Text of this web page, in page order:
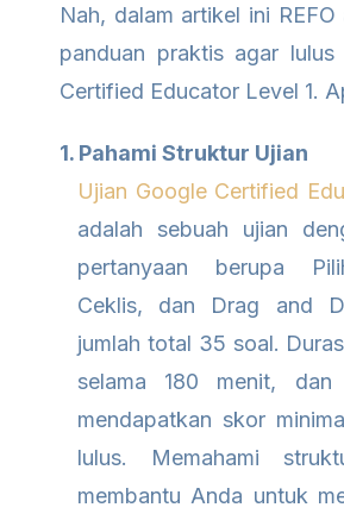
Nah, dalam artikel ini
panduan praktis agar lulus
Certified Educator Level 1.
1. Pahami Struktur Ujian
Ujian Google Certified
adalah sebuah ujian
pertanyaan berupa
Ceklis, dan Drag and
jumlah total 35 soal.
selama 180 menit, dan
mendapatkan skor
lulus. Memahami
membantu Anda untuk